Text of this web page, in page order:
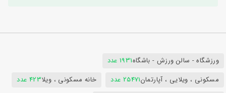
ورزشگاه - سالن ورزش - باشگاه1931 عدد
مسکونی ، ویلایی ، آپارتمان25471 عدد خانه مسکونی ، ویلا423 عدد